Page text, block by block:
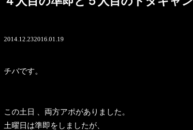
2014.12.232016.01.19
チバです。
この土日 、両方アポがありました。
土曜日は準即をしましたが、